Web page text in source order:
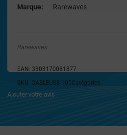
Marque Rarewaves
Rarewaves
EAN: 3303170081877
SKU: CABLEUSB-105Catégories:
Ajouter votre avis